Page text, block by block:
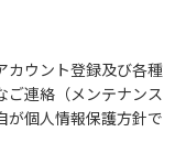
カウント登録及び各種
ご連絡（メンテナンス
が個人情報保護方針で